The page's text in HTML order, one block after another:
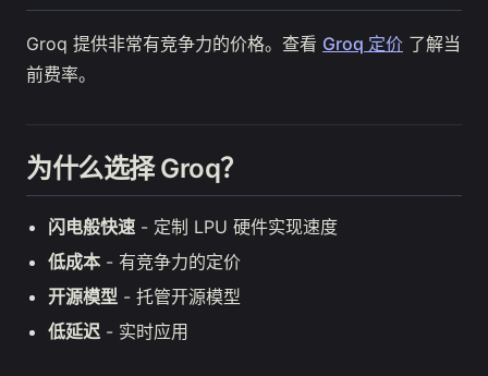
Groq 提供非常有竞争力的价格。查看 Groq 定价 了解当
前费率。
为什么选择 Groq？
闪电般快速 - 定制 LPU 硬件实现速度
低成本 - 有竞争力的定价
开源模型 - 托管开源模型
低延迟 - 实时应用